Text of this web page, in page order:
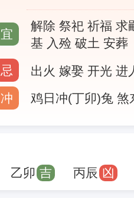
宜
解除 祭祀 祈福 求
基 入殓 破土 安葬
忌
出火 嫁娶 开光 进
冲
鸡日冲(丁卯)兔 煞
乙卯 吉 丙辰 凶